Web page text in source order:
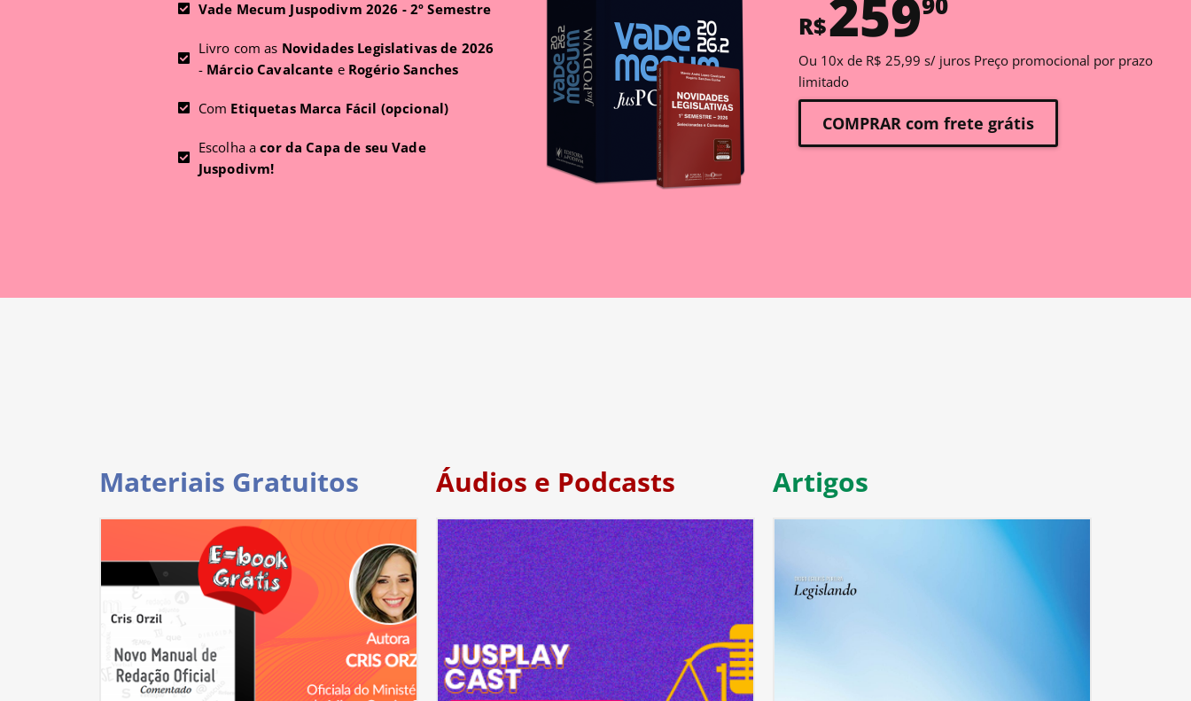
Vade Mecum Juspodivm 2026 - 2º Semestre
Livro com as Novidades Legislativas de 2026
- Márcio Cavalcante e Rogério Sanches
Com Etiquetas Marca Fácil (opcional)
Escolha acor da Capa de seu Vade
Juspodivm!
R$259
Ou 10x de R$ 25,99 s/ juros Preço promocional por prazo
limitado
COMPRAR com frete grátis
Materiais Gratuitos Áudios e Podcasts Artigos